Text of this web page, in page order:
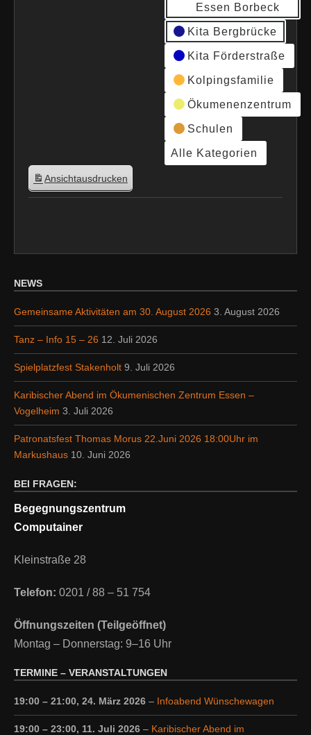
Essen Borbeck
Kita Bergbrücke
Kita Förderstraße
Kolpingsfamilie
Ökumenenzentrum
Schulen
Alle Kategorien
Ansichtausdrucken
NEWS
Gemeinsame Aktivitäten am 30. August 2026 3. August 2026
Tanz – Info 15 – 26 12. Juli 2026
Spielplatzfest Stakenholt 9. Juli 2026
Karibischer Abend im Ökumenischen Zentrum Essen –
Vogelheim 3. Juli 2026
Patronatsfest Thomas Morus 22.Juni 2026 18:00Uhr im
Markushaus 10. Juni 2026
BEI FRAGEN:
Begegnungszentrum
Computainer
Kleinstraße 28
Telefon: 0201 / 88 – 51 754
Öffnungszeiten (Teilgeöffnet)
Montag – Donnerstag: 9–16 Uhr
TERMINE – VERANSTALTUNGEN
19:00 – 21:00, 24. März 2026 – Infoabend Wünschewagen
19:00 – 23:00, 11. Juli 2026 – Karibischer Abend im